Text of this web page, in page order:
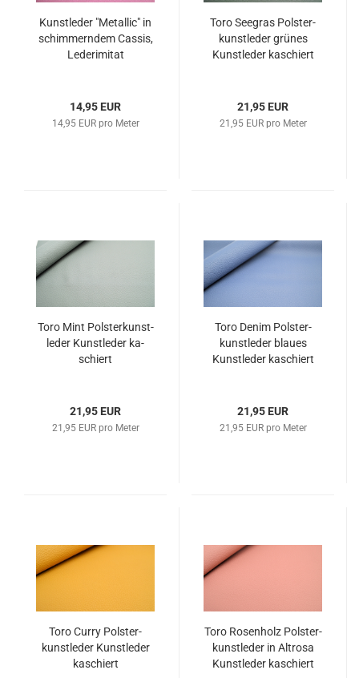
Kunst­le­der "Me­tal­lic" in
schim­mern­dem Cas­sis,
Le­der­imi­tat
14,95 EUR
14,95 EUR pro Meter
Toro See­gras Pols­ter­
kunst­le­der grü­nes
Kunst­le­der ka­schiert
21,95 EUR
21,95 EUR pro Meter
Toro Mint Pols­ter­kunst­
le­der Kunst­le­der ka­
schiert
21,95 EUR
21,95 EUR pro Meter
Toro Denim Pols­ter­
kunst­le­der blau­es
Kunst­le­der ka­schiert
21,95 EUR
21,95 EUR pro Meter
Toro Curry Pols­ter­
kunst­le­der Kunst­le­der
ka­schiert
Toro Ro­sen­holz Pols­ter­
kunst­le­der in Alt­ro­sa
Kunst­le­der ka­schiert